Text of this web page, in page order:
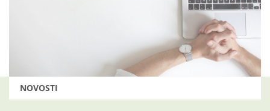
NOVOSTI